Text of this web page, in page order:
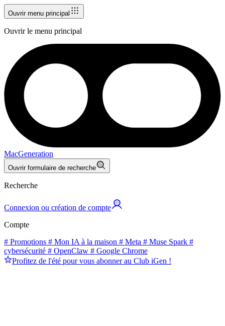
Ouvrir menu principal
Ouvrir le menu principal
MacGeneration
Ouvrir formulaire de recherche
Recherche
Connexion ou création de compte
Compte
# Promotions # Mon IA à la maison # Meta # Muse Spark #
cybersécurité # OpenClaw # Google Chrome
Profitez de l'été pour vous abonner au Club iGen !